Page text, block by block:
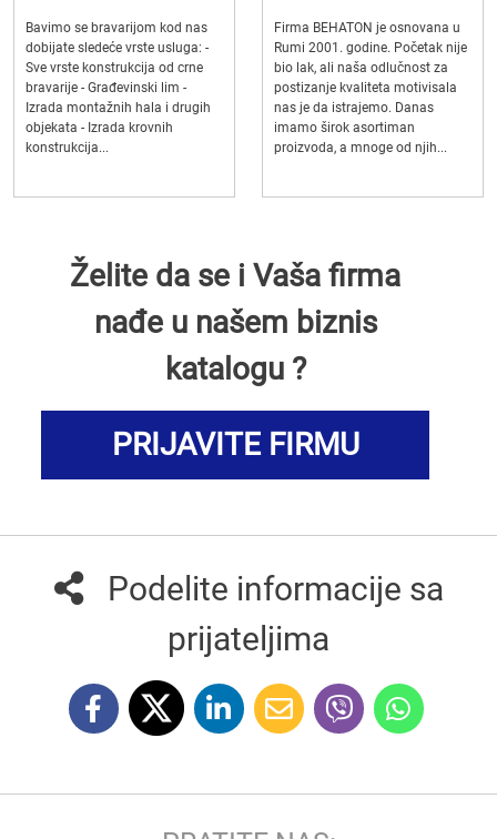
Bavimo se bravarijom kod nas
dobijate sledeće vrste usluga: -
Sve vrste konstrukcija od crne
bravarije - Građevinski lim -
Izrada montažnih hala i drugih
objekata - Izrada krovnih
konstrukcija...
Firma BEHATON je osnovana u
Rumi 2001. godine. Početak nije
bio lak, ali naša odlučnost za
postizanje kvaliteta motivisala
nas je da istrajemo. Danas
imamo širok asortiman
proizvoda, a mnoge od njih...
Želite da se i Vaša firma
nađe u našem biznis
katalogu ?
PRIJAVITE FIRMU
Podelite informacije sa
prijateljima